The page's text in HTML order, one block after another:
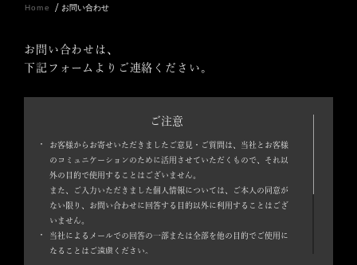
Home / お問い合わせ
お問い合わせは、
下記フォームよりご連絡ください。
ご注意
お客様からお寄せいただきましたご意見・ご質問は、当社とお客様
のコミュニケーションのために活用させていただくもので、それ以
外の目的で使用することはございません。
また、ご入力いただきました個人情報については、ご本人の同意が
ない限り、お問い合わせに回答する目的以外に利用することはござ
いません。
当社によるメールでの回答の一部または全部を他の目的でご使用に
なることはご遠慮ください。